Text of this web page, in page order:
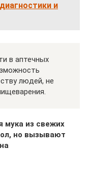
и
в аптечных
людей, не
мука из свежих
но вызывают